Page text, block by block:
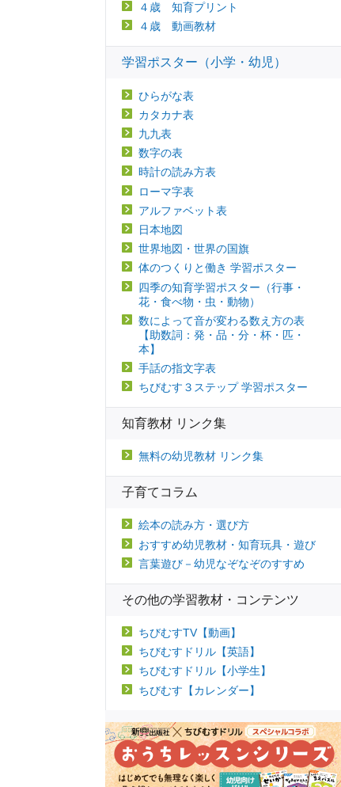
４歳 知育プリント
４歳 動画教材
学習ポスター（小学・幼児）
ひらがな表
カタカナ表
九九表
数字の表
時計の読み方表
ローマ字表
アルファベット表
日本地図
世界地図・世界の国旗
体のつくりと働き 学習ポスター
四季の知育学習ポスター（行事・
花・食べ物・虫・動物）
数によって音が変わる数え方の表
【助数詞：発・品・分・杯・匹・
本】
手話の指文字表
ちびむす３ステップ 学習ポスター
知育教材 リンク集
無料の幼児教材 リンク集
子育てコラム
絵本の読み方・選び方
おすすめ幼児教材・知育玩具・遊び
言葉遊び－幼児なぞなぞのすすめ
その他の学習教材・コンテンツ
ちびむすTV【動画】
ちびむすドリル【英語】
ちびむすドリル【小学生】
ちびむす【カレンダー】